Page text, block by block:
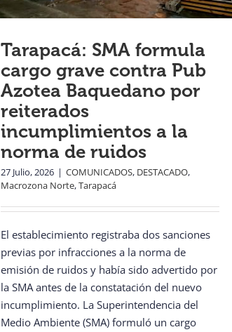
Tarapacá: SMA formula
cargo grave contra Pub
Azotea Baquedano por
reiterados
incumplimientos a la
norma de ruidos
27 Julio, 2026 | COMUNICADOS, DESTACADO,
Macrozona Norte,Tarapacá
El establecimiento registraba dos sanciones
previas por infracciones a la norma de
emisión de ruidos y había sido advertido por
la SMA antes de la constatación del nuevo
incumplimiento. La Superintendencia del
Medio Ambiente (SMA) formuló un cargo